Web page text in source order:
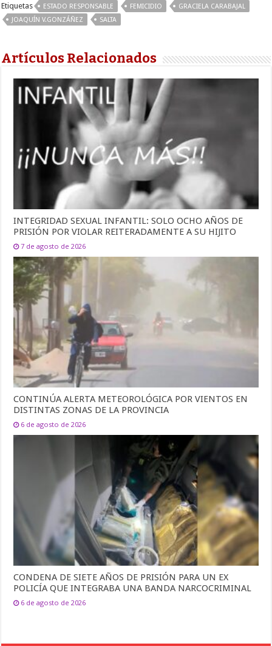
Etiquetas ESTADO RESPONSABLE FEMICIDIO
GRACIELA CARABAJAL
JOAQUÍN V.GONZÁÑEZ
SALTA
Artículos Relacionados
INTEGRIDAD SEXUAL INFANTIL: SOLO OCHO AÑOS DE
PRISIÓN POR VIOLAR REITERADAMENTE A SU HIJITO
7 de agosto de 2026
CONTINÚA ALERTA METEOROLÓGICA POR VIENTOS EN
DISTINTAS ZONAS DE LA PROVINCIA
6 de agosto de 2026
CONDENA DE SIETE AÑOS DE PRISIÓN PARA UN EX
POLICÍA QUE INTEGRABA UNA BANDA NARCOCRIMINAL
6 de agosto de 2026